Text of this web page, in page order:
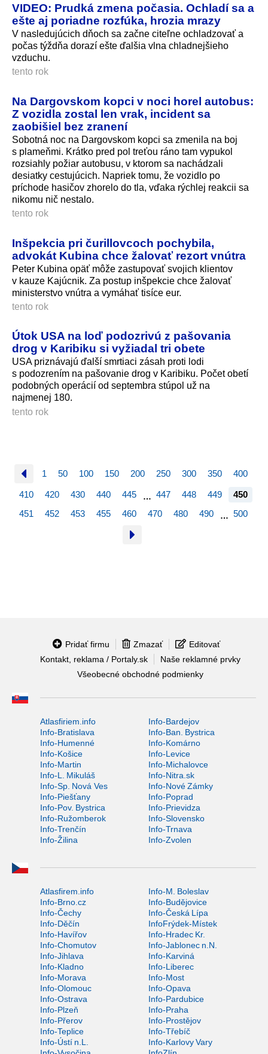
VIDEO: Prudká zmena počasia. Ochladí sa a
ešte aj poriadne rozfúka, hrozia mrazy
V nasledujúcich dňoch sa začne citeľne ochladzovať a
počas týždňa dorazí ešte ďalšia vlna chladnejšieho
vzduchu.
tento rok
Na Dargovskom kopci v noci horel autobus:
Z vozidla zostal len vrak, incident sa
zaobišiel bez zranení
Sobotná noc na Dargovskom kopci sa zmenila na boj
s plameňmi. Krátko pred pol treťou ráno tam vypukol
rozsiahly požiar autobusu, v ktorom sa nachádzali
desiatky cestujúcich. Napriek tomu, že vozidlo po
príchode hasičov zhorelo do tla, vďaka rýchlej reakcii sa
nikomu nič nestalo.
tento rok
Inšpekcia pri čurillovcoch pochybila,
advokát Kubina chce žalovať rezort vnútra
Peter Kubina opäť môže zastupovať svojich klientov
v kauze Kajúcnik. Za postup inšpekcie chce žalovať
ministerstvo vnútra a vymáhať tisíce eur.
tento rok
Útok USA na loď podozrivú z pašovania
drog v Karibiku si vyžiadal tri obete
USA priznávajú ďalší smrtiaci zásah proti lodi
s podozrením na pašovanie drog v Karibiku. Počet obetí
podobných operácií od septembra stúpol už na
najmenej 180.
tento rok
1 50 100 150 200 250 300 350 400
410 420 430 440 445 … 447 448 449
450
451
452 453 455 460 470 480 490 … 500
Pridať firmu Zmazať
Editovať
Kontakt, reklama / Portaly.sk
Naše reklamné prvky
Všeobecné obchodné podmienky
Atlasfiriem.info
Info-Bardejov
Info-Bratislava
Info-Ban. Bystrica
Info-Humenné
Info-Komárno
Info-Košice
Info-Levice
Info-Martin
Info-Michalovce
Info-L. Mikuláš
Info-Nitra.sk
Info-Sp. Nová Ves
Info-Nové Zámky
Info-Piešťany
Info-Poprad
Info-Pov. Bystrica
Info-Prievidza
Info-Ružomberok
Info-Slovensko
Info-Trenčín
Info-Trnava
Info-Žilina
Info-Zvolen
Atlasfirem.info
Info-M. Boleslav
Info-Brno.cz
Info-Budějovice
Info-Čechy
Info-Česká Lípa
Info-Děčín
InfoFrýdek-Místek
Info-Havířov
Info-Hradec Kr.
Info-Chomutov
Info-Jablonec n.N.
Info-Jihlava
Info-Karviná
Info-Kladno
Info-Liberec
Info-Morava
Info-Most
Info-Olomouc
Info-Opava
Info-Ostrava
Info-Pardubice
Info-Plzeň
Info-Praha
Info-Přerov
Info-Prostějov
Info-Teplice
Info-Třebíč
Info-Ústí n.L.
Info-Karlovy Vary